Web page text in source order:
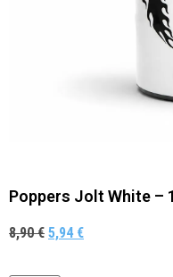
Poppers Jolt White –
8,90€ 5,94 €